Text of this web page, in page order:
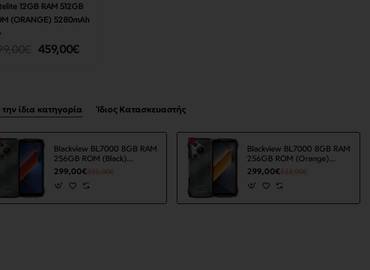
12GB RAM 512GB
(ORANGE) 5280mAh
459,00€
ίδια κατηγορία Ίδιος Κατασκευαστής
Blackview BL7000 8GB RAM
256GB ROM (Black)
7500mAh 5G
299,00€332,00€
Blackview BL7000 8GB RAM
256GB ROM (Orange)
7500mAh 5G
299,00€332,00€